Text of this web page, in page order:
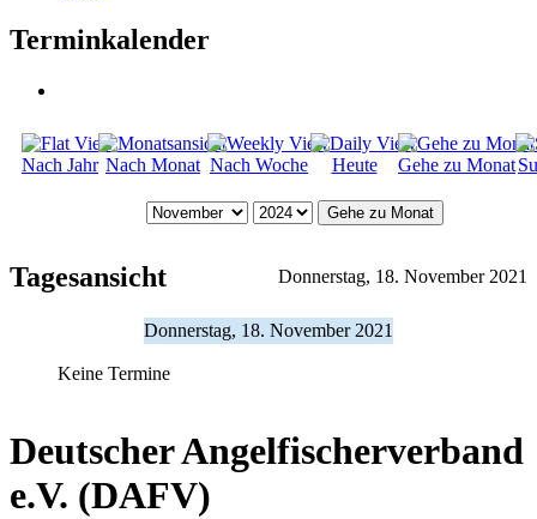
Terminkalender
Nach Jahr Nach Monat Nach Woche Heute Gehe zu Monat
Gehe zu Monat
Tagesansicht Donnerstag, 18. November 2021
Donnerstag, 18. November 2021
Keine Termine
Deutscher Angelfischerverband
e.V. (DAFV)